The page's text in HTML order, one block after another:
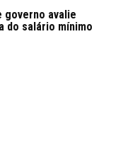
governo avalie
do salário mínimo